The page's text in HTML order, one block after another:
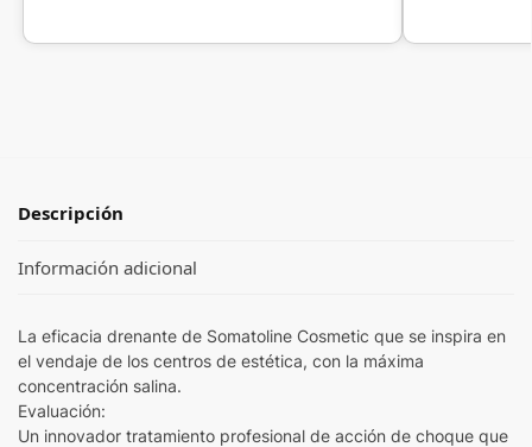
Descripción
Información adicional
La eficacia drenante de Somatoline Cosmetic que se inspira en
el vendaje de los centros de estética, con la máxima
concentración salina.
Evaluación:
Un innovador tratamiento profesional de acción de choque que